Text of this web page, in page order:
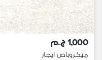
1,000 ج.م
ميكروباص ايجار